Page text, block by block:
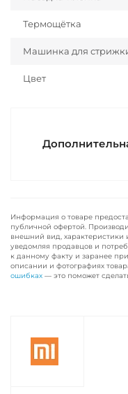
Термощётка
Машинка для
Цвет
Информация о товаре
публичной офертой.
внешний вид, характеристики
уведомляя продавцов и
к данному факту и заранее
описании и фотографиях
ошибках — это поможет